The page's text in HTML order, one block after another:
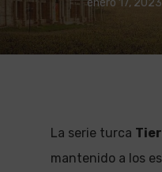
enero 17, 2023
La serie turca
mantenido a los